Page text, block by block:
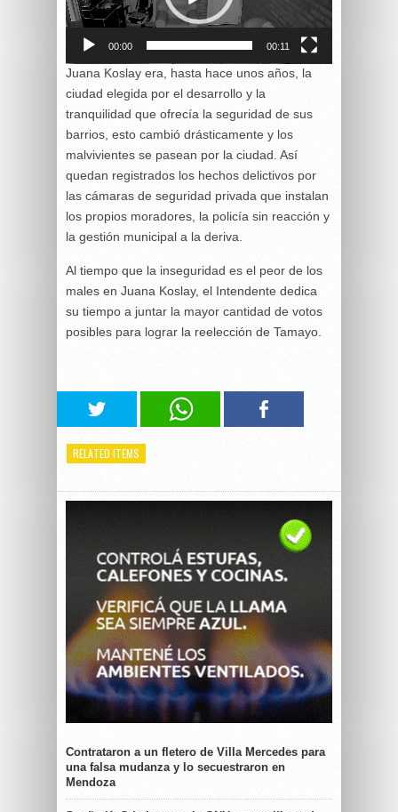
00:00 00:11
Juana Koslay era, hasta hace unos años, la
ciudad elegida por el desarrollo y la
tranquilidad que ofrecía la seguridad de sus
barrios, esto cambió drásticamente y los
malvivientes se pasean por la ciudad. Así
quedan registrados los hechos delictivos por
las cámaras de seguridad privada que instalan
los propios moradores, la policía sin reacción y
la gestión municipal a la deriva.
Al tiempo que la inseguridad es el peor de los
males en Juana Koslay, el Intendente dedica
su tiempo a juntar la mayor cantidad de votos
posibles para lograr la reelección de Tamayo.
RELATED ITEMS
Contrataron a un fletero de Villa Mercedes para
una falsa mudanza y lo secuestraron en
Mendoza